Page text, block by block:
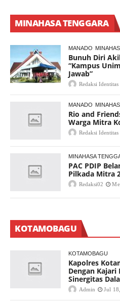
MINAHASA TENGGARA
MANADO
Bunuh Diri
“Kampus
Jawab”
Redaksi Identitas
MANADO
Rio and
Warga Mitra
Redaksi Identitas
MINAHASA
PAC PDIP
Pilkada Mitra
Redaksi02
KOTAMOBAGU
KOTAMOBAGU
Kapolres
Dengan
Sinergitas
Admin Jul